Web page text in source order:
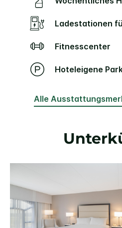
Ladestationen
Fitnesscenter
Hoteleigene
Alle